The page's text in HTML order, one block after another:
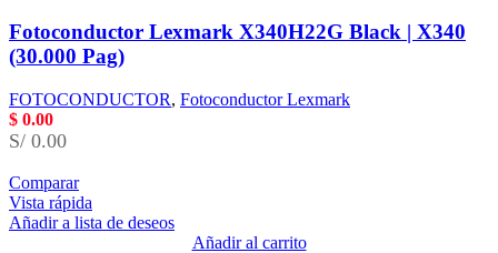
Fotoconductor Lexmark X340H22G Black | X340
(30.000 Pag)
FOTOCONDUCTOR, Fotoconductor Lexmark
$ 0.00
S/ 0.00
Comparar
Vista rápida
Añadir a lista de deseos
Añadir al carrito